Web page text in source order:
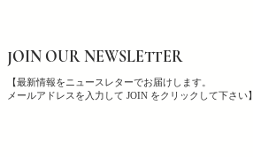
JOIN OUR NEWSLETTER
【最新情報をニュースレターでお届けします。
メールアドレスを入力して JOIN をクリックして下さい】